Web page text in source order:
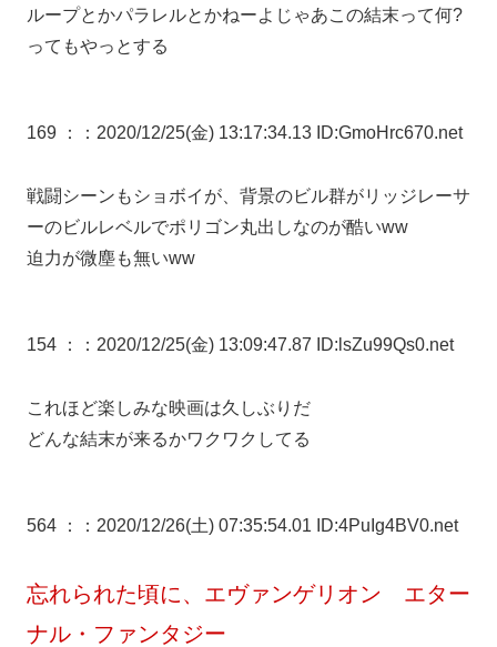
ループとかパラレルとかねーよじゃあこの結末って何?
ってもやっとする
169 ： ：2020/12/25(金) 13:17:34.13 ID:GmoHrc670.net
戦闘シーンもショボイが、背景のビル群がリッジレーサ
ーのビルレベルでポリゴン丸出しなのが酷いww
迫力が微塵も無いww
154 ： ：2020/12/25(金) 13:09:47.87 ID:lsZu99Qs0.net
これほど楽しみな映画は久しぶりだ
どんな結末が来るかワクワクしてる
564 ： ：2020/12/26(土) 07:35:54.01 ID:4PuIg4BV0.net
忘れられた頃に、エヴァンゲリオン エター
ナル・ファンタジー